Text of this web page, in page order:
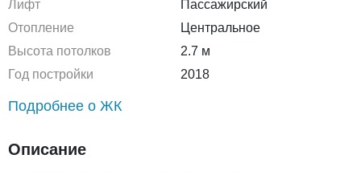
Лифт
Пассажирский
Отопление
Центральное
Высота потолков
2.7 м
Год постройки
2018
Подробнее о ЖК
Описание